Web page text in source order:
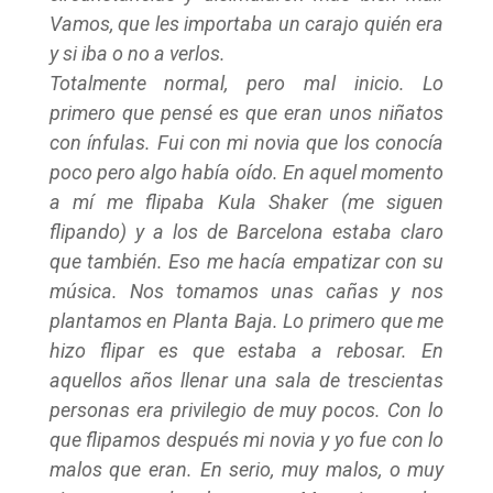
Vamos, que les importaba un carajo quién era
y si iba o no a verlos.
Totalmente normal, pero mal inicio. Lo
primero que pensé es que eran unos niñatos
con ínfulas. Fui con mi novia que los conocía
poco pero algo había oído. En aquel momento
a mí me flipaba Kula Shaker (me siguen
flipando) y a los de Barcelona estaba claro
que también. Eso me hacía empatizar con su
música. Nos tomamos unas cañas y nos
plantamos en Planta Baja. Lo primero que me
hizo flipar es que estaba a rebosar. En
aquellos años llenar una sala de trescientas
personas era privilegio de muy pocos. Con lo
que flipamos después mi novia y yo fue con lo
malos que eran. En serio, muy malos, o muy